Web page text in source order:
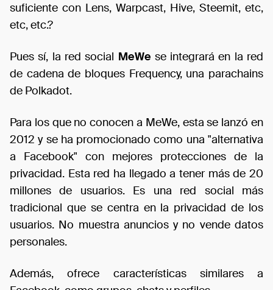
suficiente con Lens, Warpcast, Hive, Steemit, etc,
etc, etc.?
Pues sí, la red social MeWe se integrará en la red
de cadena de bloques Frequency, una parachains
de Polkadot.
Para los que no conocen a MeWe, esta se lanzó en
2012 y se ha promocionado como una "alternativa
a Facebook" con mejores protecciones de la
privacidad. Esta red ha llegado a tener más de 20
millones de usuarios. Es una red social más
tradicional que se centra en la privacidad de los
usuarios. No muestra anuncios y no vende datos
personales.
Además, ofrece características similares a